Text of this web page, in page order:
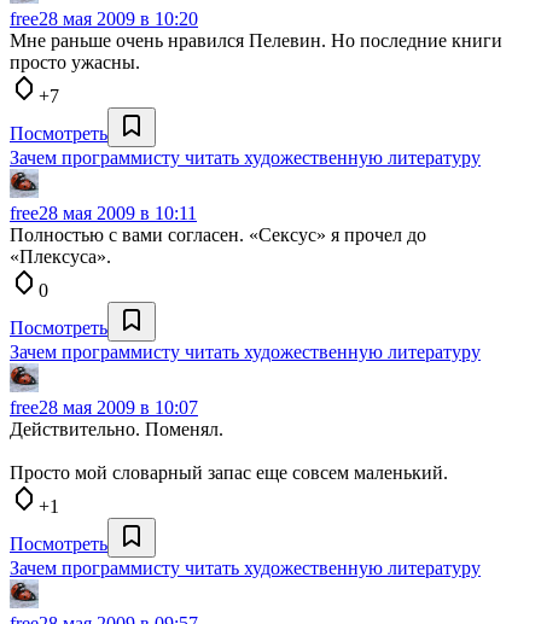
free28 мая 2009 в 10:20
Мне раньше очень нравился Пелевин. Но последние книги
просто ужасны.
+7
Посмотреть
Зачем программисту читать художественную литературу
free28 мая 2009 в 10:11
Полностью с вами согласен. «Сексус» я прочел до
«Плексуса».
0
Посмотреть
Зачем программисту читать художественную литературу
free28 мая 2009 в 10:07
Действительно. Поменял.
Просто мой словарный запас еще совсем маленький.
+1
Посмотреть
Зачем программисту читать художественную литературу